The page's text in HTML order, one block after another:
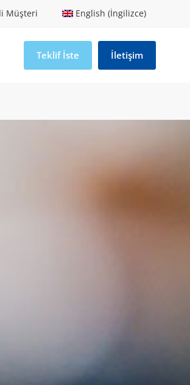
Müşteri English (İngilizce)
Teklif İste İletişim